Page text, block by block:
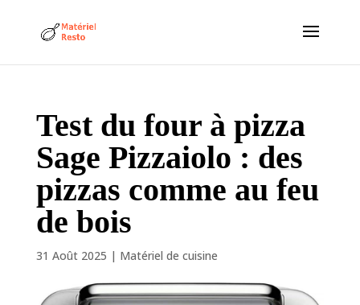
Test du four à pizza
Sage Pizzaiolo : des
pizzas comme au feu
de bois
31 Août 2025 | Matériel de cuisine